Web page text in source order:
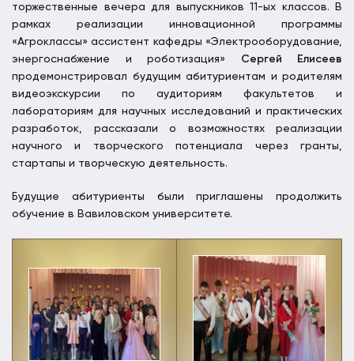
торжественные вечера для выпускников 11-ых классов. В
рамках реализации инновационной программы
«Агроклассы» ассистент кафедры «Электрооборудование,
энергоснабжение и роботизация»
Сергей Елисеев
продемонстрировал будущим абитуриентам и родителям
видеоэкскурсии по аудиториям факультетов и
лабораториям для научных исследований и практических
разработок, рассказали о возможностях реализации
научного и творческого потенциала через гранты,
стартапы и творческую деятельность.
Будущие абитуриенты были приглашены продолжить
обучение в Вавиловском университете.